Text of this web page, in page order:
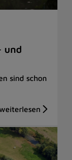
und
sind schon